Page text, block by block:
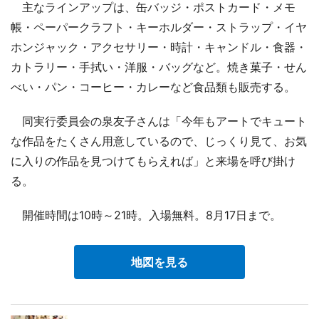
主なラインアップは、缶バッジ・ポストカード・メモ
帳・ペーパークラフト・キーホルダー・ストラップ・イヤ
ホンジャック・アクセサリー・時計・キャンドル・食器・
カトラリー・手拭い・洋服・バッグなど。焼き菓子・せん
べい・パン・コーヒー・カレーなど食品類も販売する。
同実行委員会の泉友子さんは「今年もアートでキュート
な作品をたくさん用意しているので、じっくり見て、お気
に入りの作品を見つけてもらえれば」と来場を呼び掛け
る。
開催時間は10時～21時。入場無料。8月17日まで。
地図を見る